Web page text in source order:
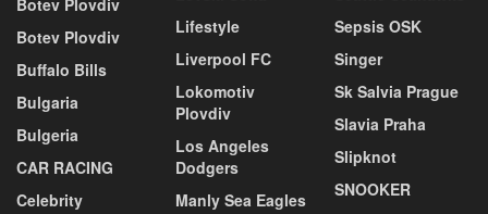
Botev Plovdiv
Buffalo Bills
Bulgaria
Bulgeria
CAR RACING
Celebrity
Lifestyle
Liverpool FC
Lokomotiv
Plovdiv
Los Angeles
Dodgers
Manly Sea Eagles
Sepsis OSK
Singer
Sk Salvia Prague
Slavia Praha
Slipknot
SNOOKER